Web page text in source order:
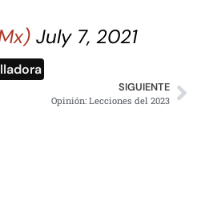
July 7, 2021
SIGUIENTE
Opinión: Lecciones del 2023